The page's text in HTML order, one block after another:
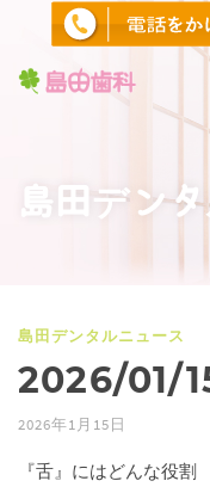
島田デン
島田デンタルニュース
2026/01/
2026年1月15日
『舌』にはどんな役割